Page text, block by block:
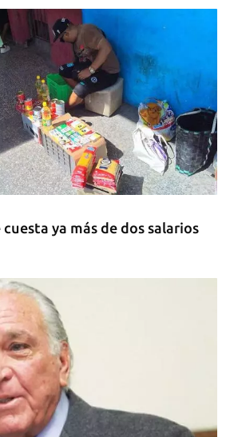
y 44 heridos en ataques
sobre la región de Kiev
ya más de dos salarios